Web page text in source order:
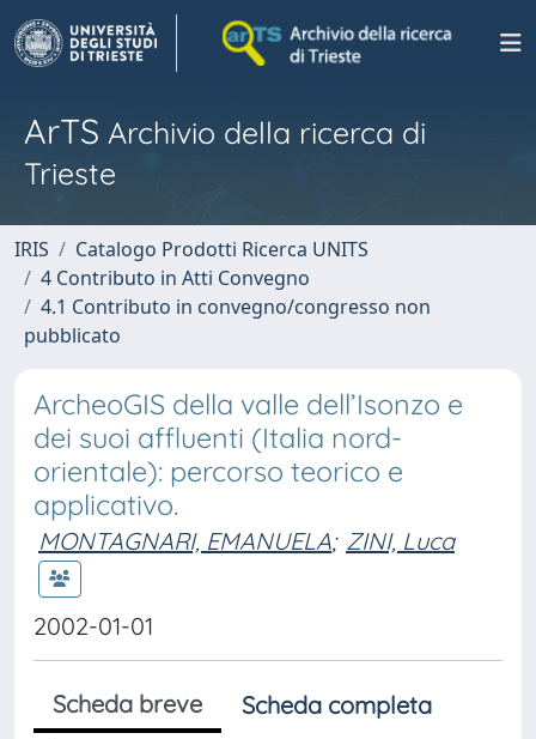
ArTS Archivio della ricerca di
Trieste
IRIS
Catalogo Prodotti Ricerca UNITS
4 Contributo in Atti Convegno
4.1 Contributo in convegno/congresso non
pubblicato
ArcheoGIS della valle dell’Isonzo e
dei suoi affluenti (Italia nord-
orientale): percorso teorico e
applicativo.
MONTAGNARI, EMANUELA; ZINI, Luca
2002-01-01
Scheda breve Scheda completa